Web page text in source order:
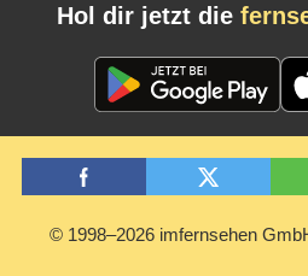
Hol dir jetzt die
© 1998–2026 imfernsehen